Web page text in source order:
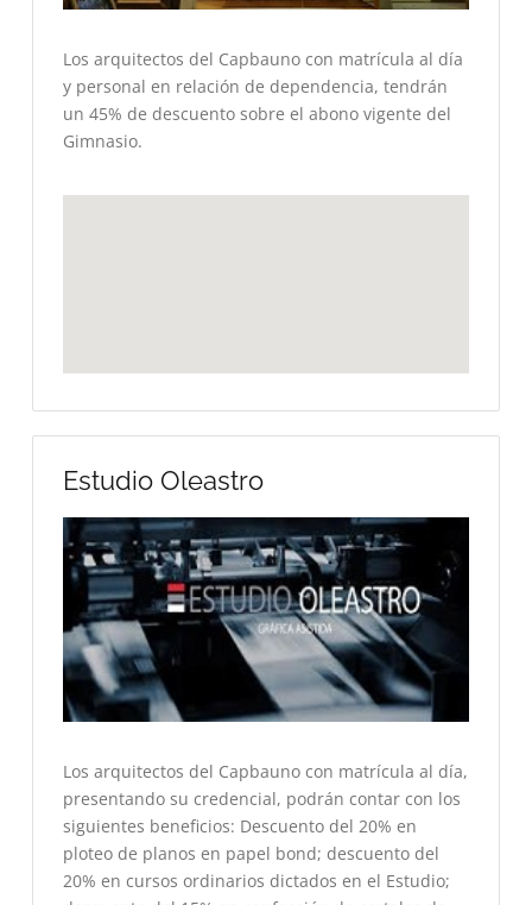
Los arquitectos del Capbauno con matrícula al día
y personal en relación de dependencia, tendrán
un 45% de descuento sobre el abono vigente del
Gimnasio.
Estudio Oleastro
Los arquitectos del Capbauno con matrícula al día,
presentando su credencial, podrán contar con los
siguientes beneficios: Descuento del 20% en
ploteo de planos en papel bond; descuento del
20% en cursos ordinarios dictados en el Estudio;